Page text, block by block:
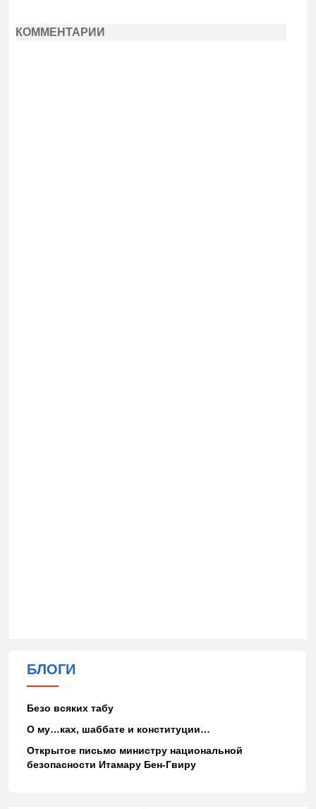
КОММЕНТАРИИ
БЛОГИ
Безо всяких табу
О му…ках, шаббате и конституции…
Открытое письмо министру национальной
безопасности Итамару Бен-Гвиру